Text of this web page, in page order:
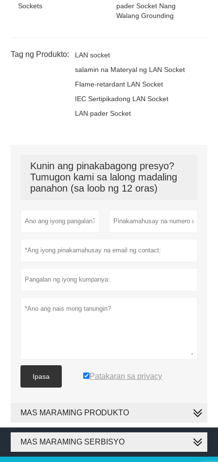
Sockets
pader Socket Nang
Walang Grounding
Tag ng Produkto:
LAN socket
salamin na Materyal ng LAN Socket
Flame-retardant LAN Socket
IEC Sertipikadong LAN Socket
LAN pader Socket
Kunin ang pinakabagong presyo?
Tumugon kami sa lalong madaling
panahon (sa loob ng 12 oras)
Ipasa Patakaran sa privacy
MAS MARAMING PRODUKTO
MAS MARAMING SERBISYO